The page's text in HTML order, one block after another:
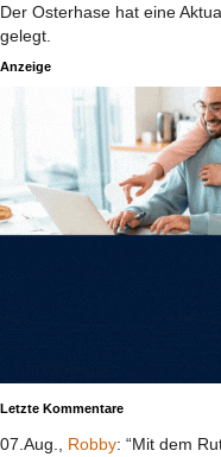
Der Osterhase hat eine
gelegt.
Anzeige
Letzte Kommentare
07.Aug., Robby: “Mit dem